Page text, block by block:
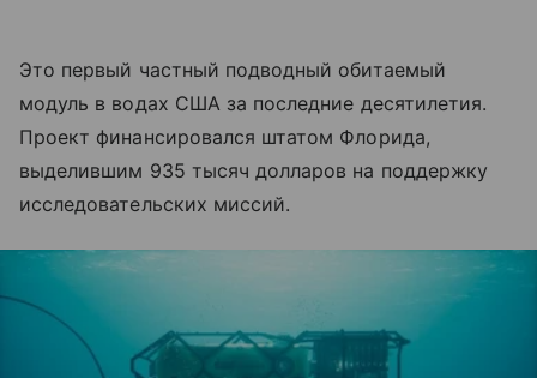
Это первый частный подводный обитаемый
модуль в водах США за последние десятилетия.
Проект финансировался штатом Флорида,
выделившим 935 тысяч долларов на поддержку
исследовательских миссий.